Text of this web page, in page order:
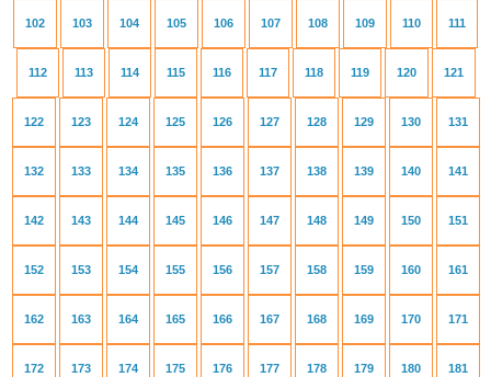
102 103 104 105 106 107 108 109 110 111
112 113 114 115 116 117 118 119 120 121
122 123 124 125 126 127 128 129 130 131
132 133 134 135 136 137 138 139 140 141
142 143 144 145 146 147 148 149 150 151
152 153 154 155 156 157 158 159 160 161
162 163 164 165 166 167 168 169 170 171
172 173 174 175 176 177 178 179 180 181